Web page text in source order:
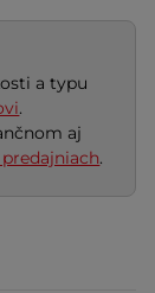
a typu
.
aj
.